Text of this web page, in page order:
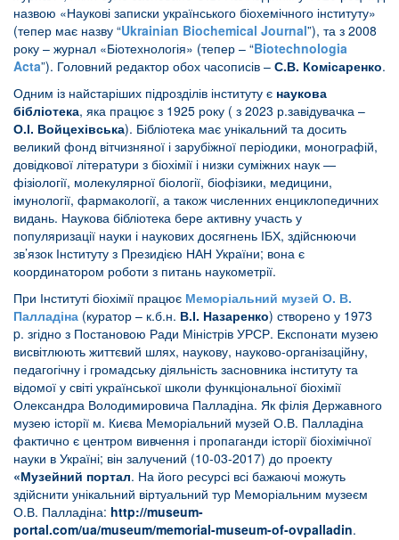
назвою «Наукові записки українського біохемічного інституту»
(тепер має назву “Ukrainian Biochemical Journal”), та з 2008
року – журнал «Біотехнологія» (тепер – “Biotechnologia
Acta”). Головний редактор обох часописів – С.В. Комісаренко.
Одним із найстаріших підрозділів інституту є наукова
бібліотека, яка працює з 1925 року ( з 2023 р.завідувачка –
О.І. Войцехівська). Бібліотека має унікальний та досить
великий фонд вітчизняної і зарубіжної періодики, монографій,
довідкової літератури з біохімії і низки суміжних наук —
фізіології, молекулярної біології, біофізики, медицини,
імунології, фармакології, а також численних енциклопедичних
видань. Наукова бібліотека бере активну участь у
популяризації науки і наукових досягнень ІБХ, здійснюючи
зв’язок Інституту з Президією НАН України; вона є
координатором роботи з питань наукометрії.
При Інституті біохімії працює Меморіальний музей О. В.
Палладіна (куратор – к.б.н. В.І. Назаренко) створено у 1973
p. згідно з Постановою Ради Міністрів УРСР. Експонати музею
висвітлюють життєвий шлях, наукову, науково-організаційну,
педагогічну і громадську діяльність засновника інституту та
відомої у світі української школи функціональної біохімії
Олександра Володимировича Палладіна. Як філія Державного
музею історії м. Києва Меморіальний музей О.В. Палладіна
фактично є центром вивчення і пропаганди історії біохімічної
науки в Україні; він залучений (10-03-2017) до проекту
«Музейний портал. На його ресурсі всі бажаючі можуть
здійснити унікальний віртуальний тур Меморіальним музеєм
О.В. Палладіна: http://museum-
portal.com/ua/museum/memorial-museum-of-ovpalladin.